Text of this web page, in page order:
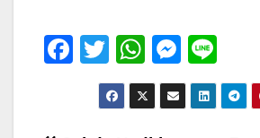
F
T
wi
tt
W
h
at
M
e
ss
n
e